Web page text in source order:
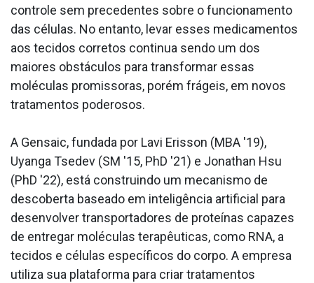
controle sem precedentes sobre o funcionamento
das células. No entanto, levar esses medicamentos
aos tecidos corretos continua sendo um dos
maiores obstáculos para transformar essas
moléculas promissoras, porém frágeis, em novos
tratamentos poderosos.
A Gensaic, fundada por Lavi Erisson (MBA '19),
Uyanga Tsedev (SM '15, PhD '21) e Jonathan Hsu
(PhD '22), está construindo um mecanismo de
descoberta baseado em inteligência artificial para
desenvolver transportadores de proteínas capazes
de entregar moléculas terapêuticas, como RNA, a
tecidos e células específicos do corpo. A empresa
utiliza sua plataforma para criar tratamentos